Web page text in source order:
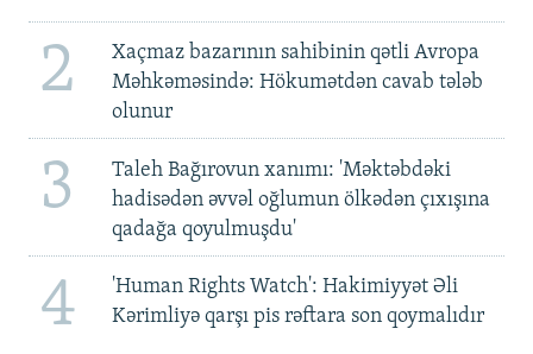
2
Xaçmaz bazarının sahibinin qətli Avropa
Məhkəməsində: Hökumətdən cavab tələb
olunur
3
Taleh Bağırovun xanımı: 'Məktəbdəki
hadisədən əvvəl oğlumun ölkədən çıxışına
qadağa qoyulmuşdu'
4
'Human Rights Watch': Hakimiyyət Əli
Kərimliyə qarşı pis rəftara son qoymalıdır